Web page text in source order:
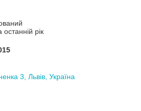
останній рік
3, Львів, Україна